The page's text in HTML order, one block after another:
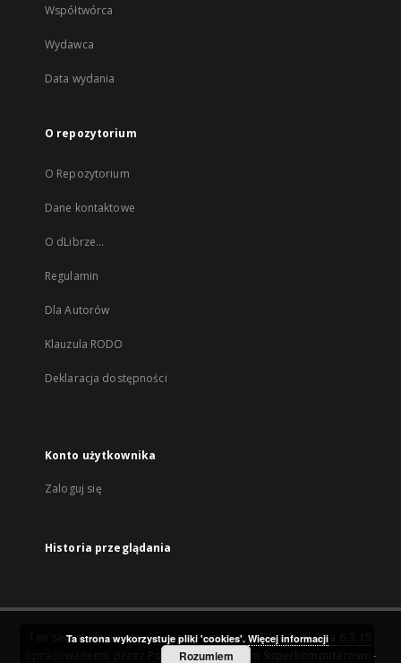
Współtwórca
Wydawca
Data wydania
O repozytorium
O Repozytorium
Dane kontaktowe
O dLibrze...
Regulamin
Dla Autorów
Klauzula RODO
Deklaracja dostępności
Konto użytkownika
Zaloguj się
Historia przeglądania
Ten serwis działa dzięki oprogramowaniuDInGO dLibra 6.3.15
Poznańskie Centrum Superkomputerowo-
Ta strona wykorzystuje pliki 'cookies'. Więcej informacji
Rozumiem